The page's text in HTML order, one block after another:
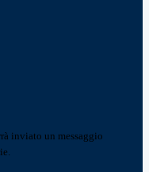
inviato un messaggio